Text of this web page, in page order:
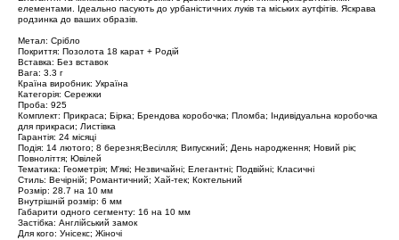
елементами. Ідеально пасують до урбаністичних луків та міських аутфітів. Яскрава
родзинка до ваших образів.
Метал: Срібло
Покриття: Позолота 18 карат + Родій
Вставка: Без вставок
Вага: 3.3 г
Країна виробник: Україна
Категорія: Сережки
Проба: 925
Комплект: Прикраса; Бірка; Брендова коробочка; Пломба; Індивідуальна коробочка
для прикраси; Листівка
Гарантія: 24 місяці
Подія: 14 лютого; 8 березня;Весілля; Випускний; День народження; Новий рік;
Повноліття; Ювілей
Тематика: Геометрія; М'які; Незвичайні; Елегантні; Подвійні; Класичні
Стиль: Вечірній; Романтичний; Хай-тек; Коктельний
Розмір: 28.7 на 10 мм
Внутрішній розмір: 6 мм
Габарити одного сегменту: 16 на 10 мм
Застібка: Англійський замок
Для кого: Унісекс; Жіночі